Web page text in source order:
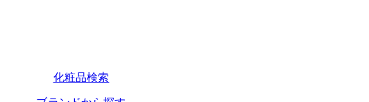
化粧品検索